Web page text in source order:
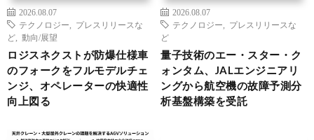
2026.08.07
テクノロジー
プレスリリースな
ど
動向/展望
ロジスネクストが防爆仕様車
のフォークをフルモデルチェ
ンジ、オペレーターの快適性
向上図る
2026.08.07
テクノロジー
プレスリリースな
ど
量子技術のエー・スター・ク
ォンタム、JALエンジニアリ
ングから航空機の故障予測分
析基盤構築を受託